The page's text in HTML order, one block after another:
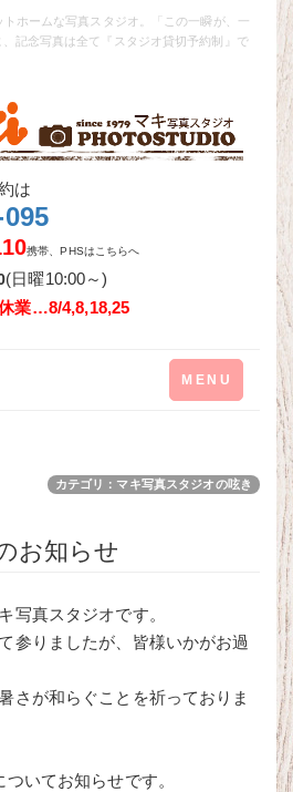
ホームな写真スタジオ。「この一瞬が、一
記念写真は全て『スタジオ貸切予約制』で
は
携帯、PHSはこちらへ
(日曜10:00～)
業…8/4,8,18,25
Toggle
navigation
MENU
カテゴリ：マキ写真スタジオの呟き
お知らせ
写真スタジオです。
参りましたが、皆様いかがお過
さが和らぐことを祈っておりま
いてお知らせです。